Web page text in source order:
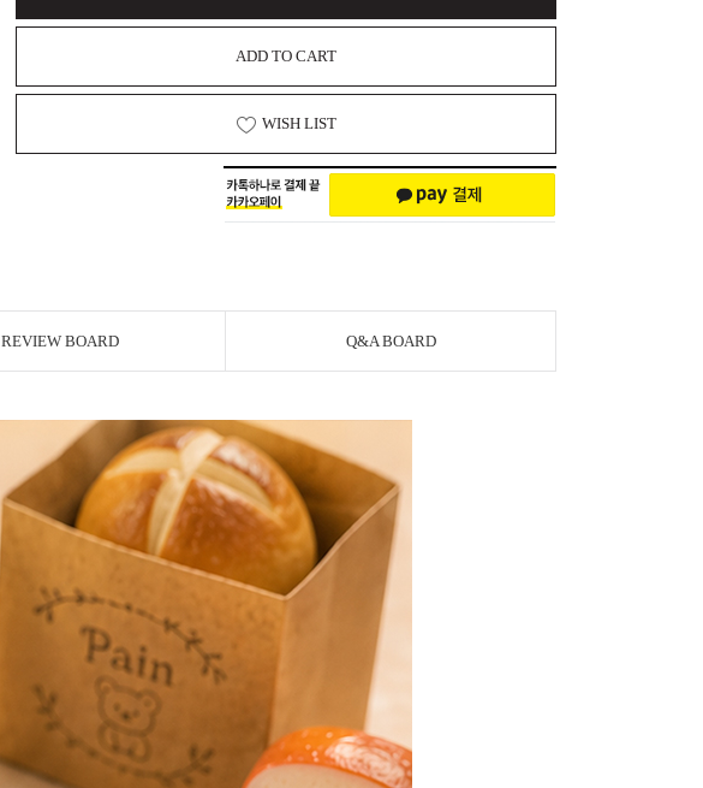
ADD TO CART
WISH LIST
REVIEW BOARD Q&A BOARD